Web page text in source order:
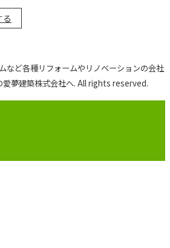
ど各種リフォームやリノベーションの会社
愛夢建築株式会社へ. All rights reserved.